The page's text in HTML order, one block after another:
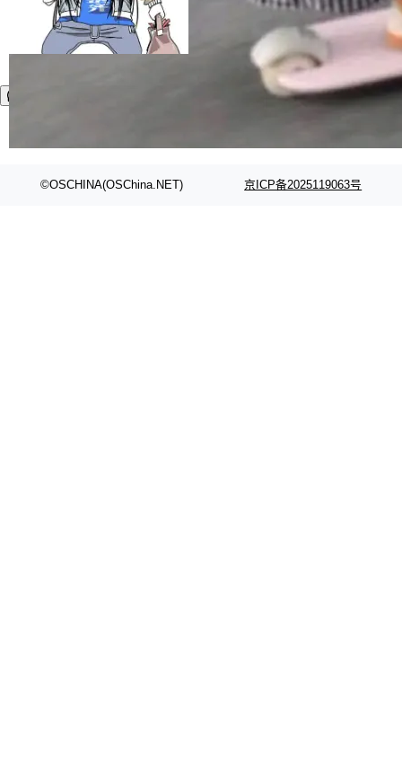
b 安装 支持 Java 8+（8~26）、macOS / Linu
x / Windows / Harmony PC。 # macOS / Linu
x / Harmony PC curl -fsSL https://solon.noea
个文件，其规模远超单次模型调用可承载的上下
文窗口。随着项目规模的持续扩张与代码历史的
不断累积，代码仓中的模块关系、接口契约、业
务逻辑等关键信息往往分散于数十乃至数百个文
件之中，形成高度复杂的知识关联网络。传统的
理解大规模代码仓时面临显著"代码仓理解"瓶
©OSCHINA(OSChina.NET) 京ICP备2025119063号